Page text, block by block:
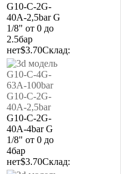
G10-C-2G-
40A-2,5barG
1/8" от 0 до
2.5бар
нет$3.70Склад:
G10-C-2G-
40A-4barG
1/8" от 0 до
4бар
нет$3.70Склад: